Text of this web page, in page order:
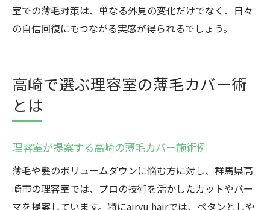
室での薄毛対策は、単なる外見の変化だけでなく、日々
の自信回復にもつながる実感が得られるでしょう。
高崎で選ぶ理容室の薄毛カバー術
とは
理容室が提案する高崎の薄毛カバー施術例
薄毛や髪のボリュームダウンに悩む方に対し、群馬県高
崎市の理容室では、プロの技術を活かしたカットやパー
マを提案しています。特にairyu hairでは、ペタンとしや